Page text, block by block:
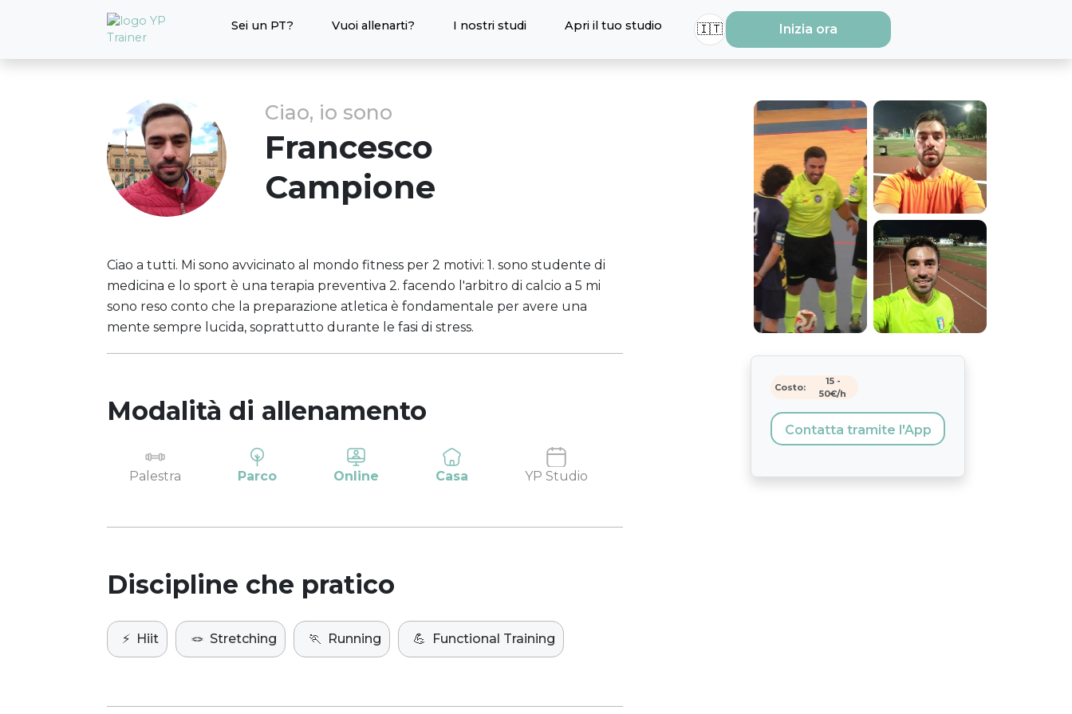
Sei un PT? Vuoi allenarti? I nostri studi Apri il tuo studio 🇮🇹 Inizia ora
Ciao, io sono
Francesco
Campione
Ciao a tutti. Mi sono avvicinato al mondo fitness per 2 motivi: 1. sono studente di
medicina e lo sport è una terapia preventiva 2. facendo l'arbitro di calcio a 5 mi
sono reso conto che la preparazione atletica è fondamentale per avere una
mente sempre lucida, soprattutto durante le fasi di stress.
Modalità di allenamento
Palestra Parco Online Casa YP Studio
Discipline che pratico
⚡️ Hiit 🪢 Stretching 🏃 Running 💪 Functional Training
Costo:
15-
50€/h
Contatta tramite l'App